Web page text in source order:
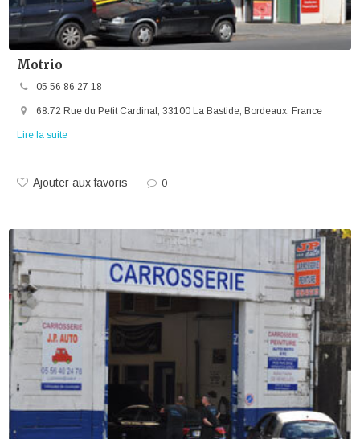
Motrio
05 56 86 27 18
68.72 Rue du Petit Cardinal, 33100 La Bastide, Bordeaux, France
Lire la suite
Ajouter aux favoris 0